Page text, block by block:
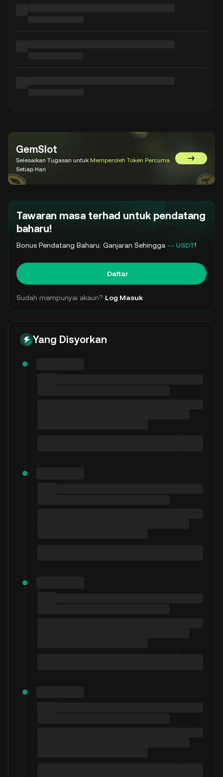
GemSlot
Selesaikan Tugasan untuk Memperoleh Token Percuma
Setiap Hari
Pergi ke
Tawaran masa terhad untuk pendatang
baharu!
Bonus Pendatang Baharu: Ganjaran Sehingga -- USDT!
Daftar
Sudah mempunyai akaun? Log Masuk
Yang Disyorkan